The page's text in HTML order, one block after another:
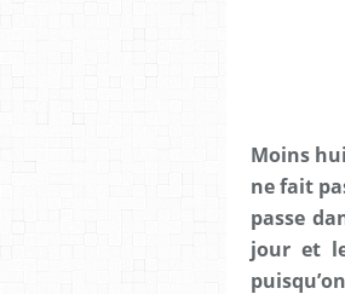
Moins
ne fait
passe
jour et